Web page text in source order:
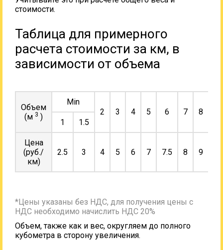
стоимости.
Таблица для примерного
расчета стоимости за км, в
зависимости от объема
Объем
(м 3 )
Min
2
3 4 5 6 7 8
1
1.5
Цена
(руб./
км)
2.5 3 4 5 6 7 7.5 8 9
*Цены указаны без НДС, для получения цены с
НДС необходимо начислить НДС 20%
Объем, также как и вес, округляем до полного
кубометра в сторону увеличения.